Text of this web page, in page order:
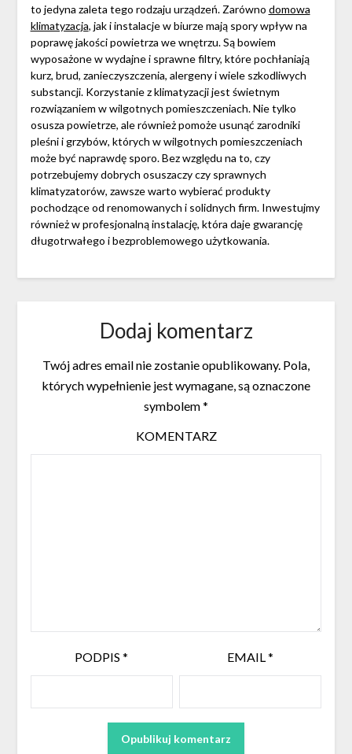
to jedyna zaleta tego rodzaju urządzeń. Zarówno domowa
klimatyzacja, jak i instalacje w biurze mają spory wpływ na
poprawę jakości powietrza we wnętrzu. Są bowiem
wyposażone w wydajne i sprawne filtry, które pochłaniają
kurz, brud, zanieczyszczenia, alergeny i wiele szkodliwych
substancji. Korzystanie z klimatyzacji jest świetnym
rozwiązaniem w wilgotnych pomieszczeniach. Nie tylko
osusza powietrze, ale również pomoże usunąć zarodniki
pleśni i grzybów, których w wilgotnych pomieszczeniach
może być naprawdę sporo. Bez względu na to, czy
potrzebujemy dobrych osuszaczy czy sprawnych
klimatyzatorów, zawsze warto wybierać produkty
pochodzące od renomowanych i solidnych firm. Inwestujmy
również w profesjonalną instalację, która daje gwarancję
długotrwałego i bezproblemowego użytkowania.
Dodaj komentarz
Twój adres email nie zostanie opublikowany. Pola,
których wypełnienie jest wymagane, są oznaczone
symbolem*
KOMENTARZ
PODPIS* EMAIL*